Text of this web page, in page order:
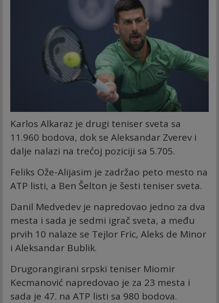
Karlos Alkaraz je drugi teniser sveta sa
11.960 bodova, dok se Aleksandar Zverev i
dalje nalazi na trećoj poziciji sa 5.705.
Feliks Ože-Alijasim je zadržao peto mesto na
ATP listi, a Ben Šelton je šesti teniser sveta.
Danil Medvedev je napredovao jedno za dva
mesta i sada je sedmi igrač sveta, a među
prvih 10 nalaze se Tejlor Fric, Aleks de Minor
i Aleksandar Bublik.
Drugorangirani srpski teniser Miomir
Kecmanović napredovao je za 23 mesta i
sada je 47. na ATP listi sa 980 bodova.